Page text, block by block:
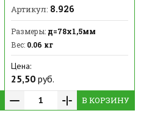
Артикул: 8.926
Размеры:д=78x1,5мм
Вес:0.06 кг
Цена:
25,50руб.
В КОРЗИНУ